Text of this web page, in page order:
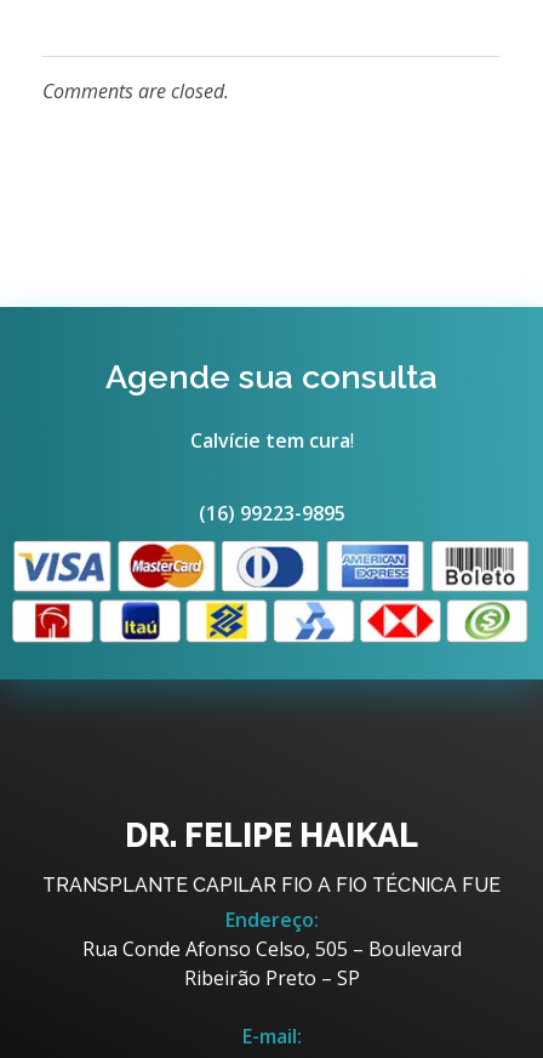
Comments are closed.
Agende sua consulta
Calvície tem cura!
(16) 99223-9895
DR. FELIPE HAIKAL
TRANSPLANTE CAPILAR FIO A FIO TÉCNICA FUE
Endereço:
Rua Conde Afonso Celso, 505 – Boulevard
Ribeirão Preto – SP
E-mail: